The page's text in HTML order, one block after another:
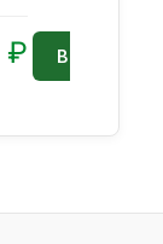
₽
В